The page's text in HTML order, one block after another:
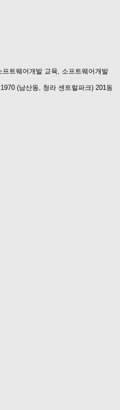
트웨어개발 교육, 소프트웨어개발
(남산동, 청라 센트럴파크) 201동